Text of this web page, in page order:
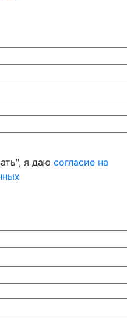
я даю согласие на